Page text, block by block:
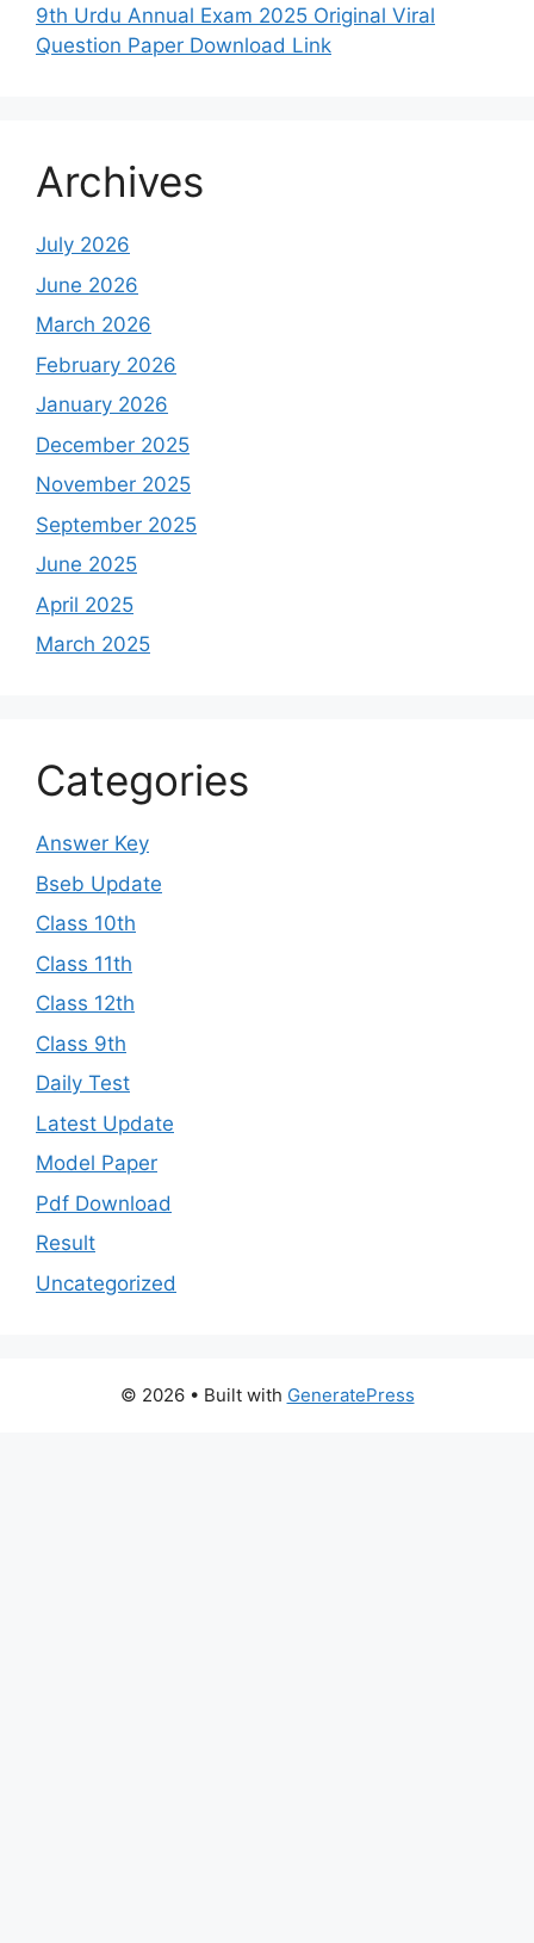
9th Urdu Annual Exam 2025 Original Viral
Question Paper Download Link
Archives
July 2026
June 2026
March 2026
February 2026
January 2026
December 2025
November 2025
September 2025
June 2025
April 2025
March 2025
Categories
Answer Key
Bseb Update
Class 10th
Class 11th
Class 12th
Class 9th
Daily Test
Latest Update
Model Paper
Pdf Download
Result
Uncategorized
© 2026 • Built with GeneratePress